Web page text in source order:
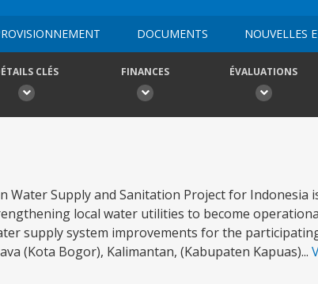
DOCUMENTS NOUVELLES
CLÉS FINANCES ÉVALUATIONS
Water Supply and Sanitation Project for Indonesia
local water utilities to become
supply system improvements for the
(Kota Bogor), Kalimantan, (Kabupaten Kapuas)...